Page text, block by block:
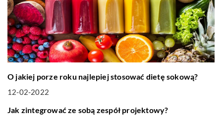
O jakiej porze roku najlepiej stosować dietę sokową?
12-02-2022
HOBBY I RELAKS-WYPOCZYNEK
Jak zintegrować ze sobą zespół projektowy?